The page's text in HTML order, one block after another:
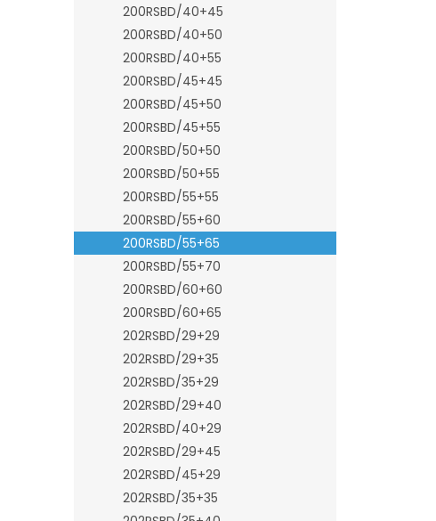
200RSBD/40+45
200RSBD/40+50
200RSBD/40+55
200RSBD/45+45
200RSBD/45+50
200RSBD/45+55
200RSBD/50+50
200RSBD/50+55
200RSBD/55+55
200RSBD/55+60
200RSBD/55+65
200RSBD/55+70
200RSBD/60+60
200RSBD/60+65
202RSBD/29+29
202RSBD/29+35
202RSBD/35+29
202RSBD/29+40
202RSBD/40+29
202RSBD/29+45
202RSBD/45+29
202RSBD/35+35